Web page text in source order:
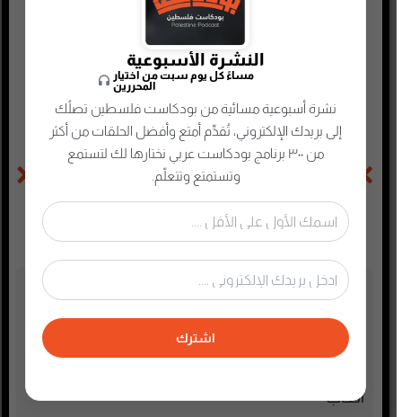
هذا ما تعلمته من حضور المؤتمرات العالمية مع م.محمد
المقهوي | بودكاست بترولي
كيف أتوظف في أرامكو مع م.دخيل الدخيل
الحلقة السابقة الحلقة التالية
تصنيفات البودكاست
أدب
ألعاب
النشرة الأسبوعية
مساءً كل يوم سبت من اختيار
المحررين
نشرة أسبوعية مسائية من بودكاست فلسطين تصلُك
إلى بريدك الإلكتروني، تُقدِّم أمتع وأفضل الحلقات من أكثر
من ٣٠٠ برنامج بودكاست عربي نختارها لك لتستمع
وتستمتع وتتعلّم.
اشترك